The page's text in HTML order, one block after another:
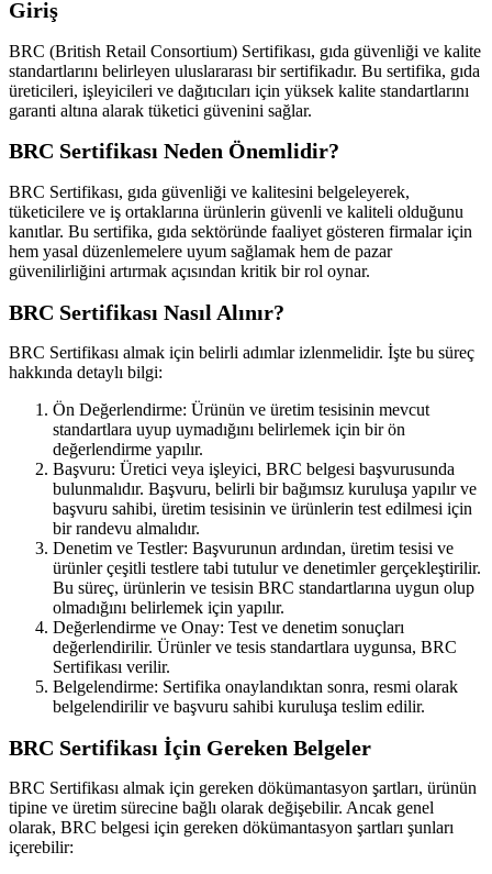
Giriş
BRC (British Retail Consortium) Sertifikası, gıda güvenliği ve kalite
standartlarını belirleyen uluslararası bir sertifikadır. Bu sertifika, gıda
üreticileri, işleyicileri ve dağıtıcıları için yüksek kalite standartlarını
garanti altına alarak tüketici güvenini sağlar.
BRC Sertifikası Neden Önemlidir?
BRC Sertifikası, gıda güvenliği ve kalitesini belgeleyerek,
tüketicilere ve iş ortaklarına ürünlerin güvenli ve kaliteli olduğunu
kanıtlar. Bu sertifika, gıda sektöründe faaliyet gösteren firmalar için
hem yasal düzenlemelere uyum sağlamak hem de pazar
güvenilirliğini artırmak açısından kritik bir rol oynar.
BRC Sertifikası Nasıl Alınır?
BRC Sertifikası almak için belirli adımlar izlenmelidir. İşte bu süreç
hakkında detaylı bilgi:
Ön Değerlendirme: Ürünün ve üretim tesisinin mevcut
standartlara uyup uymadığını belirlemek için bir ön
değerlendirme yapılır.
Başvuru: Üretici veya işleyici, BRC belgesi başvurusunda
bulunmalıdır. Başvuru, belirli bir bağımsız kuruluşa yapılır ve
başvuru sahibi, üretim tesisinin ve ürünlerin test edilmesi için
bir randevu almalıdır.
Denetim ve Testler: Başvurunun ardından, üretim tesisi ve
ürünler çeşitli testlere tabi tutulur ve denetimler gerçekleştirilir.
Bu süreç, ürünlerin ve tesisin BRC standartlarına uygun olup
olmadığını belirlemek için yapılır.
Değerlendirme ve Onay: Test ve denetim sonuçları
değerlendirilir. Ürünler ve tesis standartlara uygunsa, BRC
Sertifikası verilir.
Belgelendirme: Sertifika onaylandıktan sonra, resmi olarak
belgelendirilir ve başvuru sahibi kuruluşa teslim edilir.
BRC Sertifikası İçin Gereken Belgeler
BRC Sertifikası almak için gereken dökümantasyon şartları, ürünün
tipine ve üretim sürecine bağlı olarak değişebilir. Ancak genel
olarak, BRC belgesi için gereken dökümantasyon şartları şunları
içerebilir: